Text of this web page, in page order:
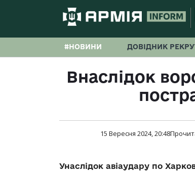
#НОВИНИ ДОВІДНИК
Внаслідок
15 Вересня 2024, 20:48
Унаслідок авіаудару по